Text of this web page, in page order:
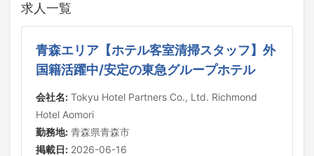
求人一覧
青森エリア【ホテル客室清掃スタッフ】外
国籍活躍中/安定の東急グループホテル
会社名: Tokyu Hotel Partners Co., Ltd. Richmond
Hotel Aomori
勤務地: 青森県青森市
掲載日: 2026-06-16